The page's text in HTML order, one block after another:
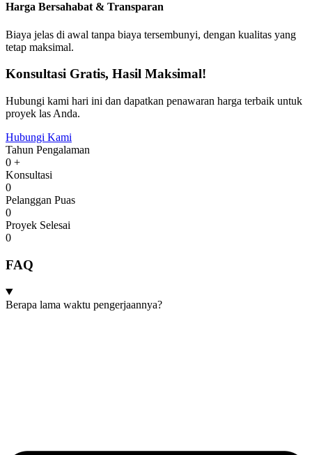
Harga Bersahabat & Transparan
Biaya jelas di awal tanpa biaya tersembunyi, dengan kualitas yang
tetap maksimal.
Konsultasi Gratis, Hasil Maksimal!
Hubungi kami hari ini dan dapatkan penawaran harga terbaik untuk
proyek las Anda.
Hubungi Kami
Tahun Pengalaman
0 +
Konsultasi
0
Pelanggan Puas
0
Proyek Selesai
0
FAQ
Berapa lama waktu pengerjaannya?